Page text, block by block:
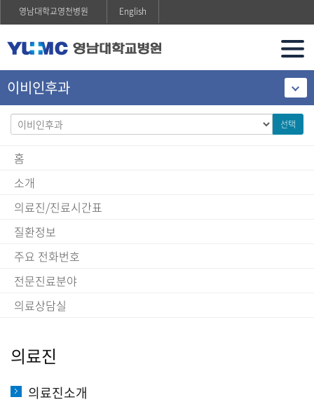
영남대학교영천병원 English
이비인후과
선택
홈
소개
의료진/진료시간표
질환정보
주요 전화번호
전문진료분야
의료상담실
의료진
의료진소개